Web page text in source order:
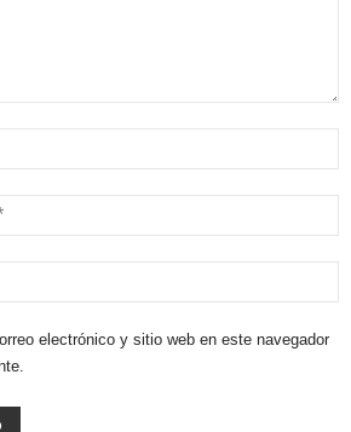
electrónico y sitio web en este navegador